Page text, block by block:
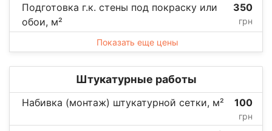
Подготовка г.к. стены под покраску или
обои, м²
350
грн
Показать еще цены
Штукатурные работы
Набивка (монтаж) штукатурной сетки, м² 100
грн